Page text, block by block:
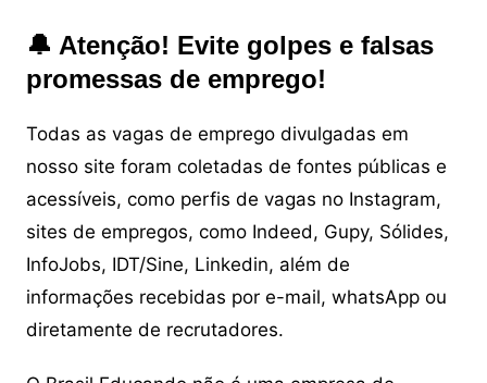
🔔 Atenção! Evite golpes e falsas
promessas de emprego!
Todas as vagas de emprego divulgadas em
nosso site foram coletadas de fontes públicas e
acessíveis, como perfis de vagas no Instagram,
sites de empregos, como Indeed, Gupy, Sólides,
InfoJobs, IDT/Sine, Linkedin, além de
informações recebidas por e-mail, whatsApp ou
diretamente de recrutadores.